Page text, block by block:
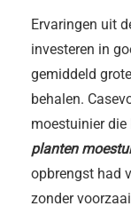
Ervaringen uit
investeren in
gemiddeld
behalen.
moestuinier die
planten
opbrengst had
zonder